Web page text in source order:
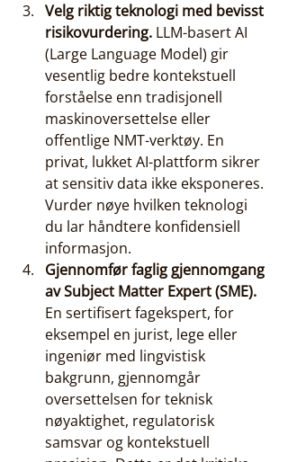
Velg riktig teknologi med bevisst
risikovurdering. LLM-basert AI
(Large Language Model) gir
vesentlig bedre kontekstuell
forståelse enn tradisjonell
maskinoversettelse eller
offentlige NMT-verktøy. En
privat, lukket AI-plattform sikrer
at sensitiv data ikke eksponeres.
Vurder nøye hvilken teknologi
du lar håndtere konfidensiell
informasjon.
Gjennomfør faglig gjennomgang
av Subject Matter Expert (SME).
En sertifisert fagekspert, for
eksempel en jurist, lege eller
ingeniør med lingvistisk
bakgrunn, gjennomgår
oversettelsen for teknisk
nøyaktighet, regulatorisk
samsvar og kontekstuell